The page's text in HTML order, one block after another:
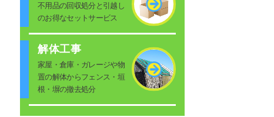
不用品の回収処分と引越し
のお得なセットサービス
解体工事
家屋・倉庫・ガレージや物
置の解体からフェンス・垣
根・塀の撤去処分